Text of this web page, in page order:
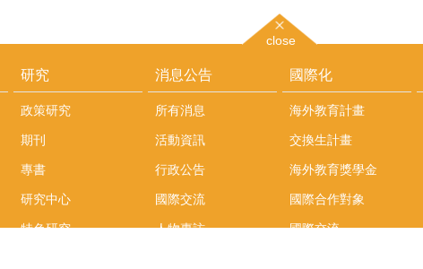
close
研究
政策研究
期刊
專書
研究中心
特色研究
消息公告
所有消息
活動資訊
行政公告
國際交流
人物專訪
國際化
海外教育計畫
交換生計畫
海外教育獎學金
國際合作對象
國際交流